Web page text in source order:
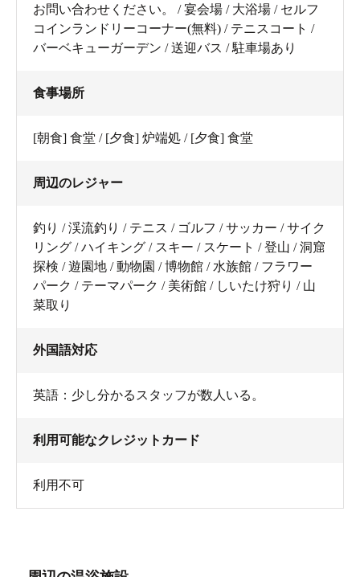
お問い合わせください。 / 宴会場 / 大浴場 / セルフ
コインランドリーコーナー(無料) / テニスコート /
バーベキューガーデン / 送迎バス / 駐車場あり
食事場所
[朝食] 食堂 / [夕食] 炉端処 / [夕食] 食堂
周辺のレジャー
釣り / 渓流釣り / テニス / ゴルフ / サッカー / サイク
リング / ハイキング / スキー / スケート / 登山 / 洞窟
探検 / 遊園地 / 動物園 / 博物館 / 水族館 / フラワー
パーク / テーマパーク / 美術館 / しいたけ狩り / 山
菜取り
外国語対応
英語：少し分かるスタッフが数人いる。
利用可能なクレジットカード
利用不可